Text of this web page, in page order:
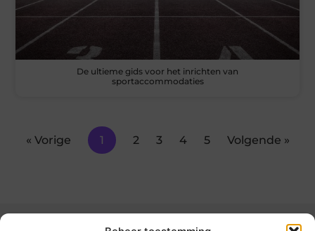
De ultieme gids voor het inrichten van
sportaccommodaties
« Vorige 1 2 3 4 5 Volgende »